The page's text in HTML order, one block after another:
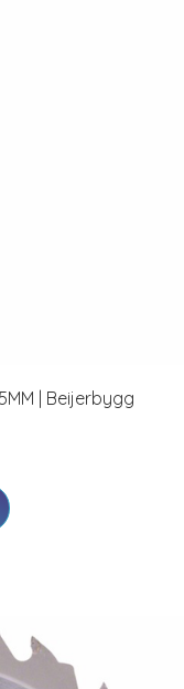
| Beijerbygg